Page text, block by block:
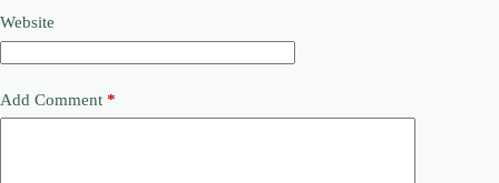
Website
Add Comment *